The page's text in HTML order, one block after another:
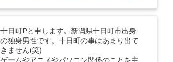
十日町Pと申します。新潟県十日町市出身
の独身男性です。十日町の事はあまり出て
きません(笑)
ゲームやアニメやパソコン関係のことを主